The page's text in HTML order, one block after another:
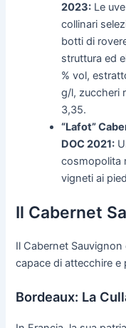
2023: Le
collinari
botti di
struttura ed
% vol,
g/l, zuccheri
3,35.
“Lafot”
DOC 2021:
cosmopolita
vigneti ai
Il Cabernet
Il Cabernet
capace di attecchire e
Bordeaux: La